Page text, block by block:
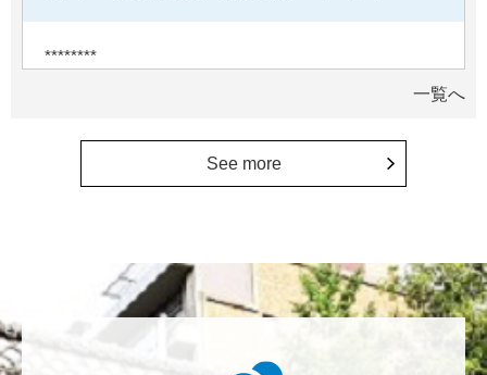
********
植物は、実は植物同士全世界の植物で繋がっている。
植物が未来に繋がっている。 地球や室内の空気清浄、
る。 植物、素晴らしい。 世界の学会でも、子供たち
にも、植物の素晴らしさ、凄さを伝えていってほし
美味しいお寿司、刺身、美味しい魚、美味しい日本
も未来永劫 美味しいお寿司、刺身、日本米を子供た
一覧へ
See more